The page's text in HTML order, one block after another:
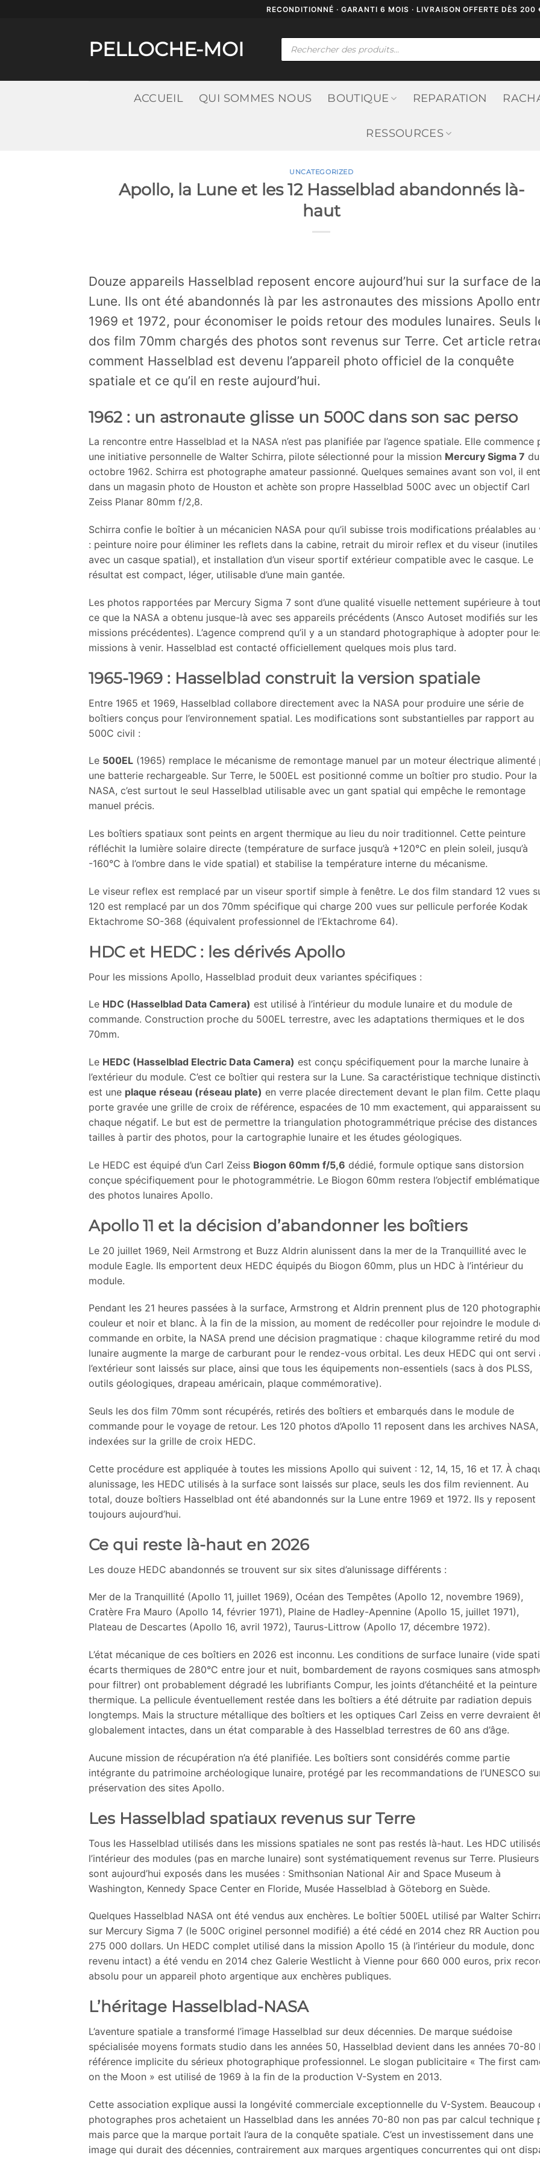
RECONDITIONNÉ · GARANTI 6 MOIS · LIVRAISON OFFERTE DÈS 200
PELLOCHE-MOI
Recherche
ACCUEIL QUI SOMMES NOUS BOUTIQUE REPARATION
RESSOURCES
UNCATEGORIZED
Apollo, la Lune et les 12 Hasselblad abandonnés là-
haut
Douze appareils Hasselblad reposent encore aujourd’hui sur la surface de
Lune. Ils ont été abandonnés là par les astronautes des missions Apollo
1969 et 1972, pour économiser le poids retour des modules lunaires. Seuls
dos film 70mm chargés des photos sont revenus sur Terre. Cet article
comment Hasselblad est devenu l’appareil photo officiel de la conquête
spatiale et ce qu’il en reste aujourd’hui.
1962 : un astronaute glisse un 500C dans son sac perso
La rencontre entre Hasselblad et la NASA n’est pas planifiée par l’agence spatiale. Elle commence
une initiative personnelle de Walter Schirra, pilote sélectionné pour la mission Mercury Sigma 7
octobre 1962. Schirra est photographe amateur passionné. Quelques semaines avant son vol, il
dans un magasin photo de Houston et achète son propre Hasselblad 500C avec un objectif Carl
Zeiss Planar 80mm f/2,8.
Schirra confie le boîtier à un mécanicien NASA pour qu’il subisse trois modifications préalables au
: peinture noire pour éliminer les reflets dans la cabine, retrait du miroir reflex et du viseur (inutiles
avec un casque spatial), et installation d’un viseur sportif extérieur compatible avec le casque. Le
résultat est compact, léger, utilisable d’une main gantée.
Les photos rapportées par Mercury Sigma 7 sont d’une qualité visuelle nettement supérieure à
ce que la NASA a obtenu jusque-là avec ses appareils précédents (Ansco Autoset modifiés sur les
missions précédentes). L’agence comprend qu’il y a un standard photographique à adopter pour
missions à venir. Hasselblad est contacté officiellement quelques mois plus tard.
1965-1969 : Hasselblad construit la version spatiale
Entre 1965 et 1969, Hasselblad collabore directement avec la NASA pour produire une série de
boîtiers conçus pour l’environnement spatial. Les modifications sont substantielles par rapport au
500C civil :
Le 500EL (1965) remplace le mécanisme de remontage manuel par un moteur électrique alimenté
une batterie rechargeable. Sur Terre, le 500EL est positionné comme un boîtier pro studio. Pour la
NASA, c’est surtout le seul Hasselblad utilisable avec un gant spatial qui empêche le remontage
manuel précis.
Les boîtiers spatiaux sont peints en argent thermique au lieu du noir traditionnel. Cette peinture
réfléchit la lumière solaire directe (température de surface jusqu’à +120°C en plein soleil, jusqu’à
-160°C à l’ombre dans le vide spatial) et stabilise la température interne du mécanisme.
Le viseur reflex est remplacé par un viseur sportif simple à fenêtre. Le dos film standard 12 vues
120 est remplacé par un dos 70mm spécifique qui charge 200 vues sur pellicule perforée Kodak
Ektachrome SO-368 (équivalent professionnel de l’Ektachrome 64).
HDC et HEDC : les dérivés Apollo
Pour les missions Apollo, Hasselblad produit deux variantes spécifiques :
Le HDC (Hasselblad Data Camera) est utilisé à l’intérieur du module lunaire et du module de
commande. Construction proche du 500EL terrestre, avec les adaptations thermiques et le dos
70mm.
Le HEDC (Hasselblad Electric Data Camera) est conçu spécifiquement pour la marche lunaire à
l’extérieur du module. C’est ce boîtier qui restera sur la Lune. Sa caractéristique technique
est une plaque réseau (réseau plate) en verre placée directement devant le plan film. Cette
porte gravée une grille de croix de référence, espacées de 10 mm exactement, qui apparaissent
chaque négatif. Le but est de permettre la triangulation photogrammétrique précise des distances
tailles à partir des photos, pour la cartographie lunaire et les études géologiques.
Le HEDC est équipé d’un Carl Zeiss Biogon 60mm f/5,6 dédié, formule optique sans distorsion
conçue spécifiquement pour le photogrammétrie. Le Biogon 60mm restera l’objectif emblématique
des photos lunaires Apollo.
Apollo 11 et la décision d’abandonner les boîtiers
Le 20 juillet 1969, Neil Armstrong et Buzz Aldrin alunissent dans la mer de la Tranquillité avec le
module Eagle. Ils emportent deux HEDC équipés du Biogon 60mm, plus un HDC à l’intérieur du
module.
Pendant les 21 heures passées à la surface, Armstrong et Aldrin prennent plus de 120
couleur et noir et blanc. À la fin de la mission, au moment de redécoller pour rejoindre le module
commande en orbite, la NASA prend une décision pragmatique : chaque kilogramme retiré du
lunaire augmente la marge de carburant pour le rendez-vous orbital. Les deux HEDC qui ont servi
l’extérieur sont laissés sur place, ainsi que tous les équipements non-essentiels (sacs à dos PLSS,
outils géologiques, drapeau américain, plaque commémorative).
Seuls les dos film 70mm sont récupérés, retirés des boîtiers et embarqués dans le module de
commande pour le voyage de retour. Les 120 photos d’Apollo 11 reposent dans les archives NASA,
indexées sur la grille de croix HEDC.
Cette procédure est appliquée à toutes les missions Apollo qui suivent : 12, 14, 15, 16 et 17. À
alunissage, les HEDC utilisés à la surface sont laissés sur place, seuls les dos film reviennent. Au
total, douze boîtiers Hasselblad ont été abandonnés sur la Lune entre 1969 et 1972. Ils y reposent
toujours aujourd’hui.
Ce qui reste là-haut en 2026
Les douze HEDC abandonnés se trouvent sur six sites d’alunissage différents :
Mer de la Tranquillité (Apollo 11, juillet 1969), Océan des Tempêtes (Apollo 12, novembre 1969),
Cratère Fra Mauro (Apollo 14, février 1971), Plaine de Hadley-Apennine (Apollo 15, juillet 1971),
Plateau de Descartes (Apollo 16, avril 1972), Taurus-Littrow (Apollo 17, décembre 1972).
L’état mécanique de ces boîtiers en 2026 est inconnu. Les conditions de surface lunaire (vide
écarts thermiques de 280°C entre jour et nuit, bombardement de rayons cosmiques sans
pour filtrer) ont probablement dégradé les lubrifiants Compur, les joints d’étanchéité et la peinture
thermique. La pellicule éventuellement restée dans les boîtiers a été détruite par radiation depuis
longtemps. Mais la structure métallique des boîtiers et les optiques Carl Zeiss en verre devraient
globalement intactes, dans un état comparable à des Hasselblad terrestres de 60 ans d’âge.
Aucune mission de récupération n’a été planifiée. Les boîtiers sont considérés comme partie
intégrante du patrimoine archéologique lunaire, protégé par les recommandations de l’UNESCO
préservation des sites Apollo.
Les Hasselblad spatiaux revenus sur Terre
Tous les Hasselblad utilisés dans les missions spatiales ne sont pas restés là-haut. Les HDC
l’intérieur des modules (pas en marche lunaire) sont systématiquement revenus sur Terre. Plusieurs
sont aujourd’hui exposés dans les musées : Smithsonian National Air and Space Museum à
Washington, Kennedy Space Center en Floride, Musée Hasselblad à Göteborg en Suède.
Quelques Hasselblad NASA ont été vendus aux enchères. Le boîtier 500EL utilisé par Walter
sur Mercury Sigma 7 (le 500C originel personnel modifié) a été cédé en 2014 chez RR Auction
275 000 dollars. Un HEDC complet utilisé dans la mission Apollo 15 (à l’intérieur du module, donc
revenu intact) a été vendu en 2014 chez Galerie Westlicht à Vienne pour 660 000 euros, prix
absolu pour un appareil photo argentique aux enchères publiques.
L’héritage Hasselblad-NASA
L’aventure spatiale a transformé l’image Hasselblad sur deux décennies. De marque suédoise
spécialisée moyens formats studio dans les années 50, Hasselblad devient dans les années 70-80
référence implicite du sérieux photographique professionnel. Le slogan publicitaire « The first
on the Moon » est utilisé de 1969 à la fin de la production V-System en 2013.
Cette association explique aussi la longévité commerciale exceptionnelle du V-System. Beaucoup
photographes pros achetaient un Hasselblad dans les années 70-80 non pas par calcul technique
mais parce que la marque portait l’aura de la conquête spatiale. C’est un investissement dans une
image qui durait des décennies, contrairement aux marques argentiques concurrentes qui ont